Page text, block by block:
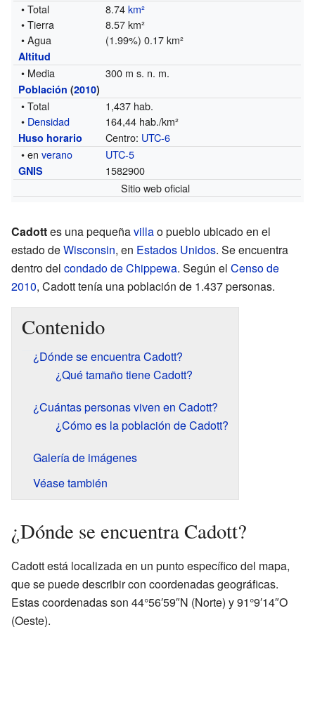
• Total 8.74km²
• Tierra
8.57 km²
• Agua
(1.99%) 0.17 km²
Altitud
• Media 300 m s. n. m.
Población (2010)
• Total
1,437 hab.
• Densidad 164,44 hab./km²
Huso horario Centro: UTC-6
• enverano UTC-5
GNIS
1582900
Sitio web oficial
Cadottes una pequeñavillao pueblo ubicado en el
estado deWisconsin, en Estados Unidos. Se encuentra
dentro del condado de Chippewa. Según el Censo de
2010, Cadott tenía una población de 1.437 personas.
Contenido
¿Dónde se encuentra Cadott?
¿Qué tamaño tiene Cadott?
¿Cuántas personas viven en Cadott?
¿Cómo es la población de Cadott?
Galería de imágenes
Véase también
¿Dónde se encuentra Cadott?
Cadott está localizada en un punto específico del mapa,
que se puede describir con coordenadas geográficas.
Estas coordenadas son 44°56′59″N (Norte) y 91°9′14″O
(Oeste).